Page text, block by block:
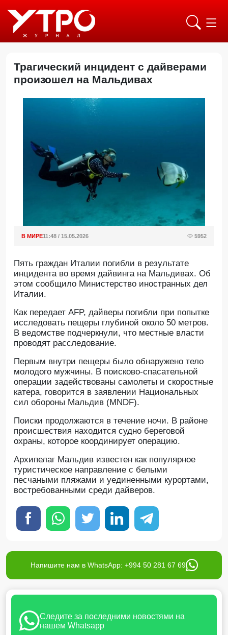
Трагический инцидент с дайверами
произошел на Мальдивах
В МИРЕ11:48 / 15.05.2026 5952
Пять граждан Италии погибли в результате
инцидента во время дайвинга на Мальдивах. Об
этом сообщило Министерство иностранных дел
Италии.
Как передает AFP, дайверы погибли при попытке
исследовать пещеры глубиной около 50 метров.
В ведомстве подчеркнули, что местные власти
проводят расследование.
Первым внутри пещеры было обнаружено тело
молодого мужчины. В поисково-спасательной
операции задействованы самолеты и скоростные
катера, говорится в заявлении Национальных
сил обороны Мальдив (MNDF).
Поиски продолжаются в течение ночи. В районе
происшествия находится судно береговой
охраны, которое координирует операцию.
Архипелаг Мальдив известен как популярное
туристическое направление с белыми
песчаными пляжами и уединенными курортами,
востребованными среди дайверов.
Напишите нам в WhatsApp: +994 50 281 67 69
Следите за последними новостями на
нашем Whatsapp